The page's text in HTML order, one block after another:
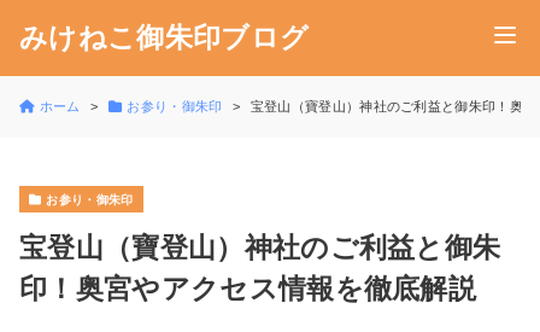
みけねこ御朱印ブログ
ホーム お参り・御朱印 宝登山（寶登山）神社のご利益と御朱印！奥
お参り・御朱印
宝登山（寶登山）神社のご利益と御朱
印！奥宮やアクセス情報を徹底解説